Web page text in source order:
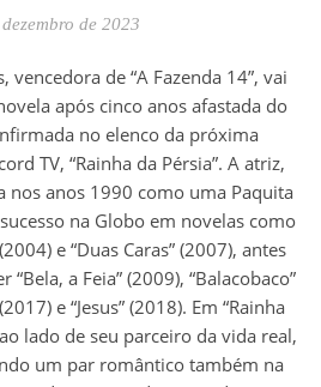
de 2023
após cinco anos afastada do
no elenco da próxima
TV, “Rainha da Pérsia”. A atriz,
nos anos 1990 como uma Paquita
na Globo em novelas como
e “Duas Caras” (2007), antes
“Bela, a Feia” (2009), “Balacobaco”
e “Jesus” (2018). Em “Rainha
lado de seu parceiro da vida real,
um par romântico também na